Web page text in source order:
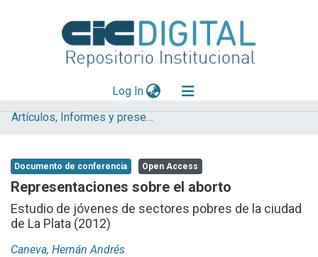
Log In(current)
Explorar
Aportar material
Statistics
Artículos, Informes y presentaciones en Congresos (CEREN)
Documento de conferencia Open Access
Representaciones sobre el aborto
Estudio de jóvenes de sectores pobres de la ciudad
de La Plata (2012)
Caneva, Hernán Andrés